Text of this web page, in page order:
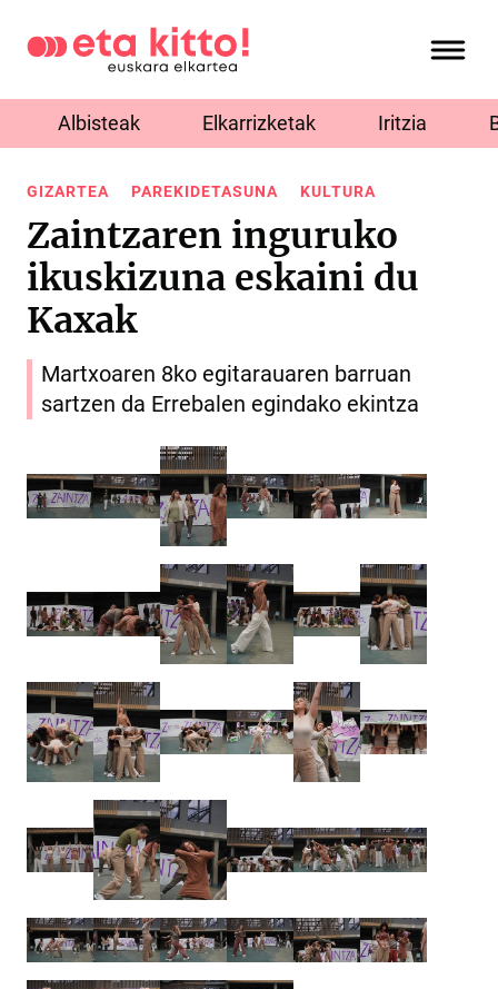
Albisteak Elkarrizketak Iritzia
GIZARTEA PAREKIDETASUNA KULTURA
Zaintzaren inguruko
ikuskizuna eskaini du
Kaxak
Martxoaren 8ko egitarauaren barruan
sartzen da Errebalen egindako ekintza